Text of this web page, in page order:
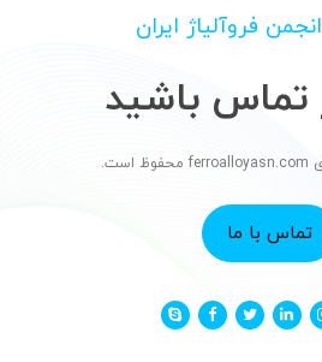
فروآلیاژ ایران
تماس باشید
تماس با ما